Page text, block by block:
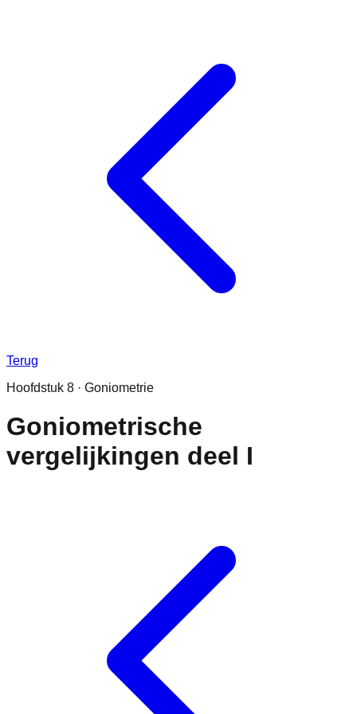
Terug
Hoofdstuk 8 · Goniometrie
Goniometrische
vergelijkingen deel I